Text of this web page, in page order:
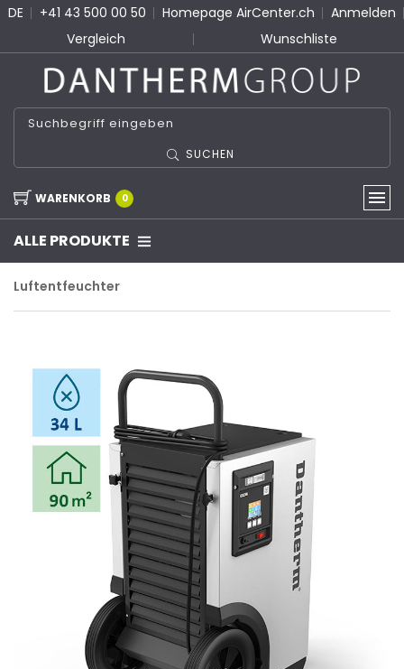
DE +41 43 500 00 50 Homepage AirCenter.ch
Anmelden
Vergleich
Wunschliste
SUCHEN
WARENKORB 0
ALLE PRODUKTE
Luftentfeuchter